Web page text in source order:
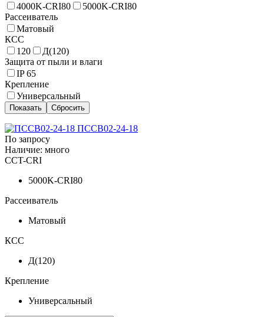
4000K-CRI80
5000K-CRI80
Рассеиватель
Матовый
КСС
120
Д(120)
Защита от пыли и влаги
IP 65
Крепление
Универсальный
ПССВ02-24-18
По запросу
Наличие: много
CCT-CRI
5000K-CRI80
Рассеиватель
Матовый
КСС
Д(120)
Крепление
Универсальный